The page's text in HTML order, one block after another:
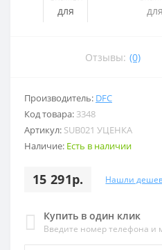
Отзывы: (0)
Производитель: DFC
Код товара: 3348
Артикул: SUB021 УЦЕНКА
Наличие: Есть в наличии
15 291р. Нашли
Купить в один клик
Введите номер телефона и